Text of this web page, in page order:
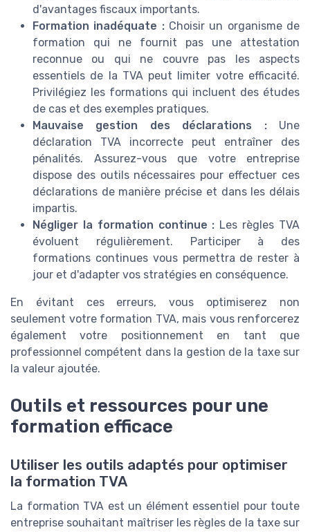
d'avantages fiscaux importants.
Formation inadéquate :Choisir un organisme de
formation qui ne fournit pas une attestation
reconnue ou qui ne couvre pas les aspects
essentiels de la TVA peut limiter votre efficacité.
Privilégiez les formations qui incluent des études
de cas et des exemples pratiques.
Mauvaise gestion des déclarations :Une
déclaration TVA incorrecte peut entraîner des
pénalités. Assurez-vous que votre entreprise
dispose des outils nécessaires pour effectuer ces
déclarations de manière précise et dans les délais
impartis.
Négliger la formation continue : Les règles TVA
évoluent régulièrement. Participer à des
formations continues vous permettra de rester à
jour et d'adapter vos stratégies en conséquence.
En évitant ces erreurs, vous optimiserez non
seulement votre formation TVA, mais vous renforcerez
également votre positionnement en tant que
professionnel compétent dans la gestion de la taxe sur
la valeur ajoutée.
Outils et ressources pour une
formation efficace
Utiliser les outils adaptés pour optimiser
la formation TVA
La formation TVA est un élément essentiel pour toute
entreprise souhaitant maîtriser les règles de la taxe sur